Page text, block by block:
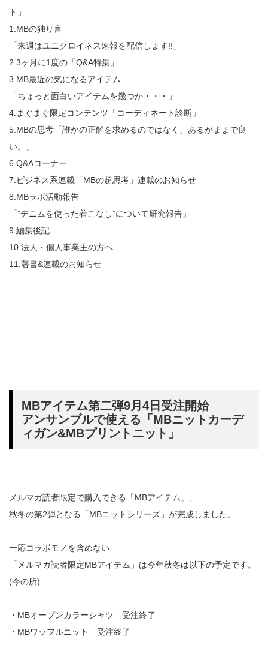
ト」
1.MBの独り言
「来週はユニクロイネス速報を配信します!!」
2.3ヶ月に1度の「Q&A特集」
3.MB最近の気になるアイテム
「ちょっと面白いアイテムを幾つか・・・」
4.まぐまぐ限定コンテンツ「コーディネート診断」
5.MBの思考「誰かの正解を求めるのではなく、あるがままで良
い。」
6.Q&Aコーナー
7.ビジネス系連載「MBの超思考」連載のお知らせ
8.MBラボ活動報告
「”デニムを使った着こなし”について研究報告」
9.編集後記
10.法人・個人事業主の方へ
11.著書&連載のお知らせ
MBアイテム第二弾9月4日受注開始
アンサンブルで使える「MBニットカーデ
ィガン&MBプリントニット」
メルマガ読者限定で購入できる「MBアイテム」、
秋冬の第2弾となる「MBニットシリーズ」が完成しました。
一応コラボモノを含めない
「メルマガ読者限定MBアイテム」は今年秋冬は以下の予定です。
(今の所)
・MBオープンカラーシャツ 受注終了
・MBワッフルニット 受注終了